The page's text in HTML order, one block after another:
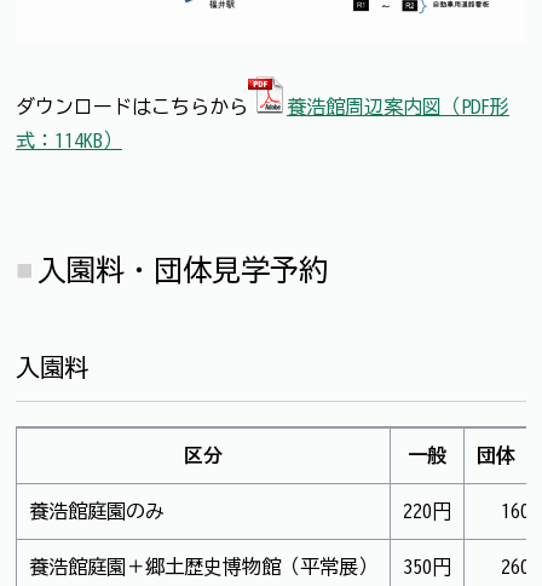
ダウンロードはこちらから
養浩館周辺案内図（PDF形
式：114KB）
入園料・団体見学予約
入園料
区分 一般 団体
養浩館庭園のみ 220円 160
養浩館庭園＋郷土歴史博物館（平常展） 350円 260